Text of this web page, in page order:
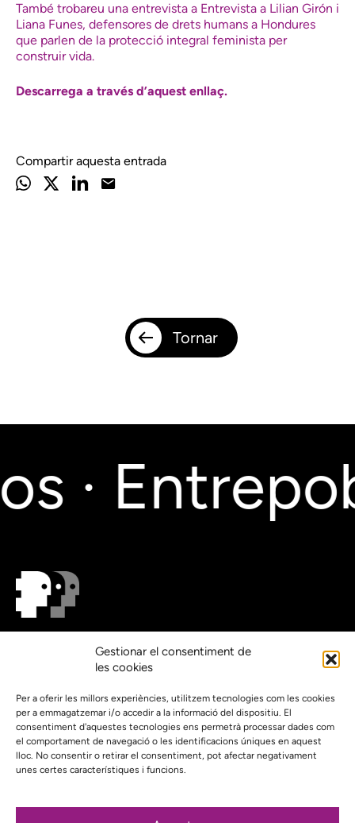
Gestionar el consentiment de
les cookies
Per a oferir les millors experiències, utilitzem tecnologies com les cookies
per a emmagatzemar i/o accedir a la informació del dispositiu. El
consentiment d'aquestes tecnologies ens permetrà processar dades com
el comportament de navegació o les identificacions úniques en aquest
lloc. No consentir o retirar el consentiment, pot afectar negativament
unes certes característiques i funcions.
També trobareu una entrevista a Entrevista a Lilian Girón i
Liana Funes, defensores de drets humans a Hondures
que parlen de la protecció integral feminista per
construir vida.
Descarrega a través d’aquest enllaç.
Compartir aquesta entrada
Tornar
·
Política de privacidad
Proyecto web financiado por: